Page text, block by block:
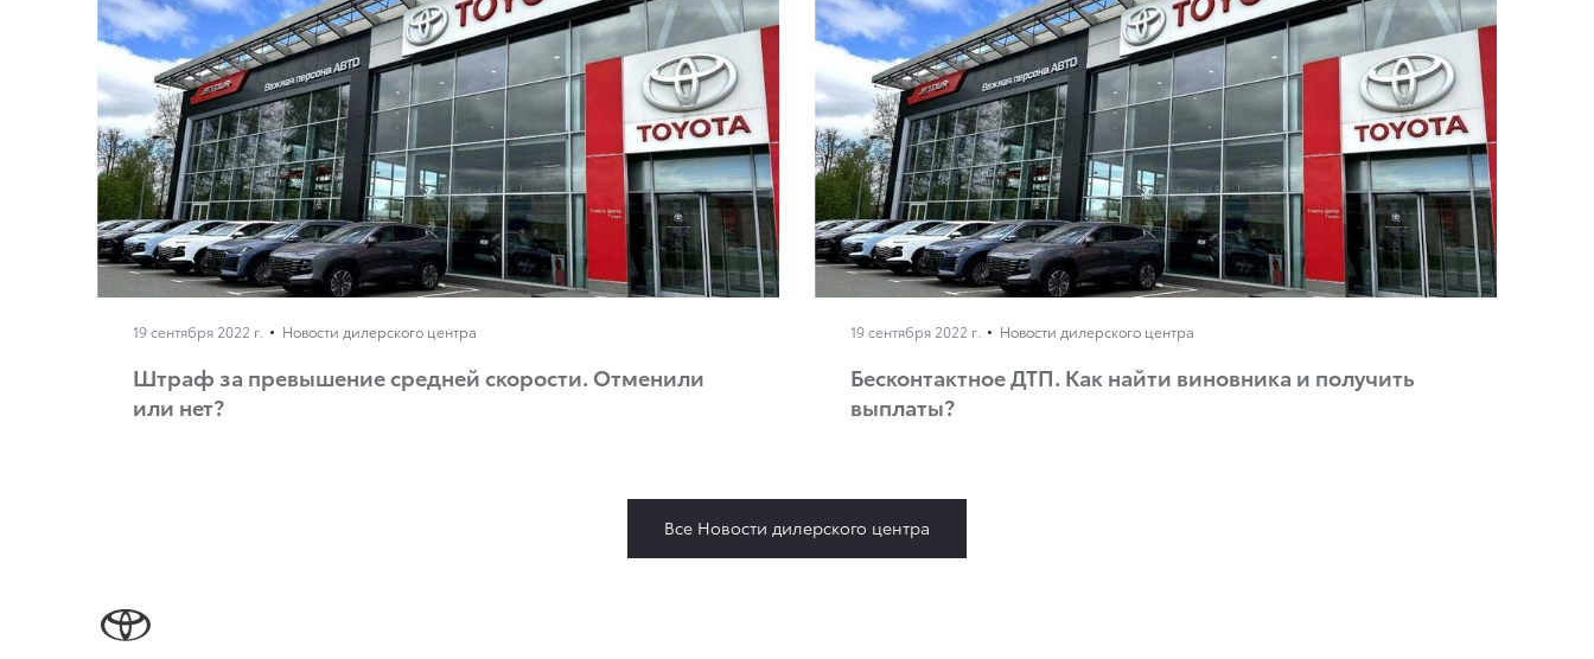
19 сентября 2022 г. Новости дилерского центра
Штраф за превышение средней скорости. Отменили
или нет?
19 сентября 2022 г. Новости дилерского центра
Бесконтактное ДТП. Как найти виновника и получить
выплаты?
Все Новости дилерского центра